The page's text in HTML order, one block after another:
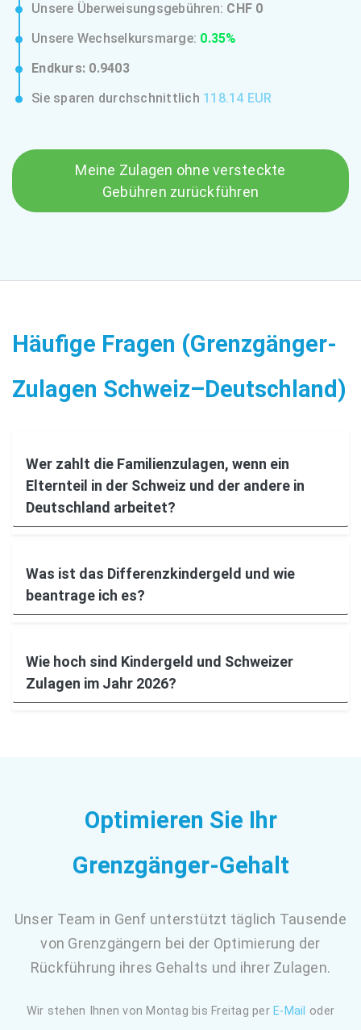
Unsere Überweisungsgebühren: CHF 0
Unsere Wechselkursmarge: 0.35%
Endkurs: 0.9403
Sie sparen durchschnittlich 118.14 EUR
Meine Zulagen ohne versteckte
Gebühren zurückführen
Häufige Fragen (Grenzgänger-
Zulagen Schweiz–Deutschland)
Wer zahlt die Familienzulagen, wenn ein
Elternteil in der Schweiz und der andere in
Deutschland arbeitet?
Was ist das Differenzkindergeld und wie
beantrage ich es?
Wie hoch sind Kindergeld und Schweizer
Zulagen im Jahr 2026?
Optimieren Sie Ihr
Grenzgänger-Gehalt
Unser Team in Genf unterstützt täglich Tausende
von Grenzgängern bei der Optimierung der
Rückführung ihres Gehalts und ihrer Zulagen.
Wir stehen Ihnen von Montag bis Freitag per E-Mail oder